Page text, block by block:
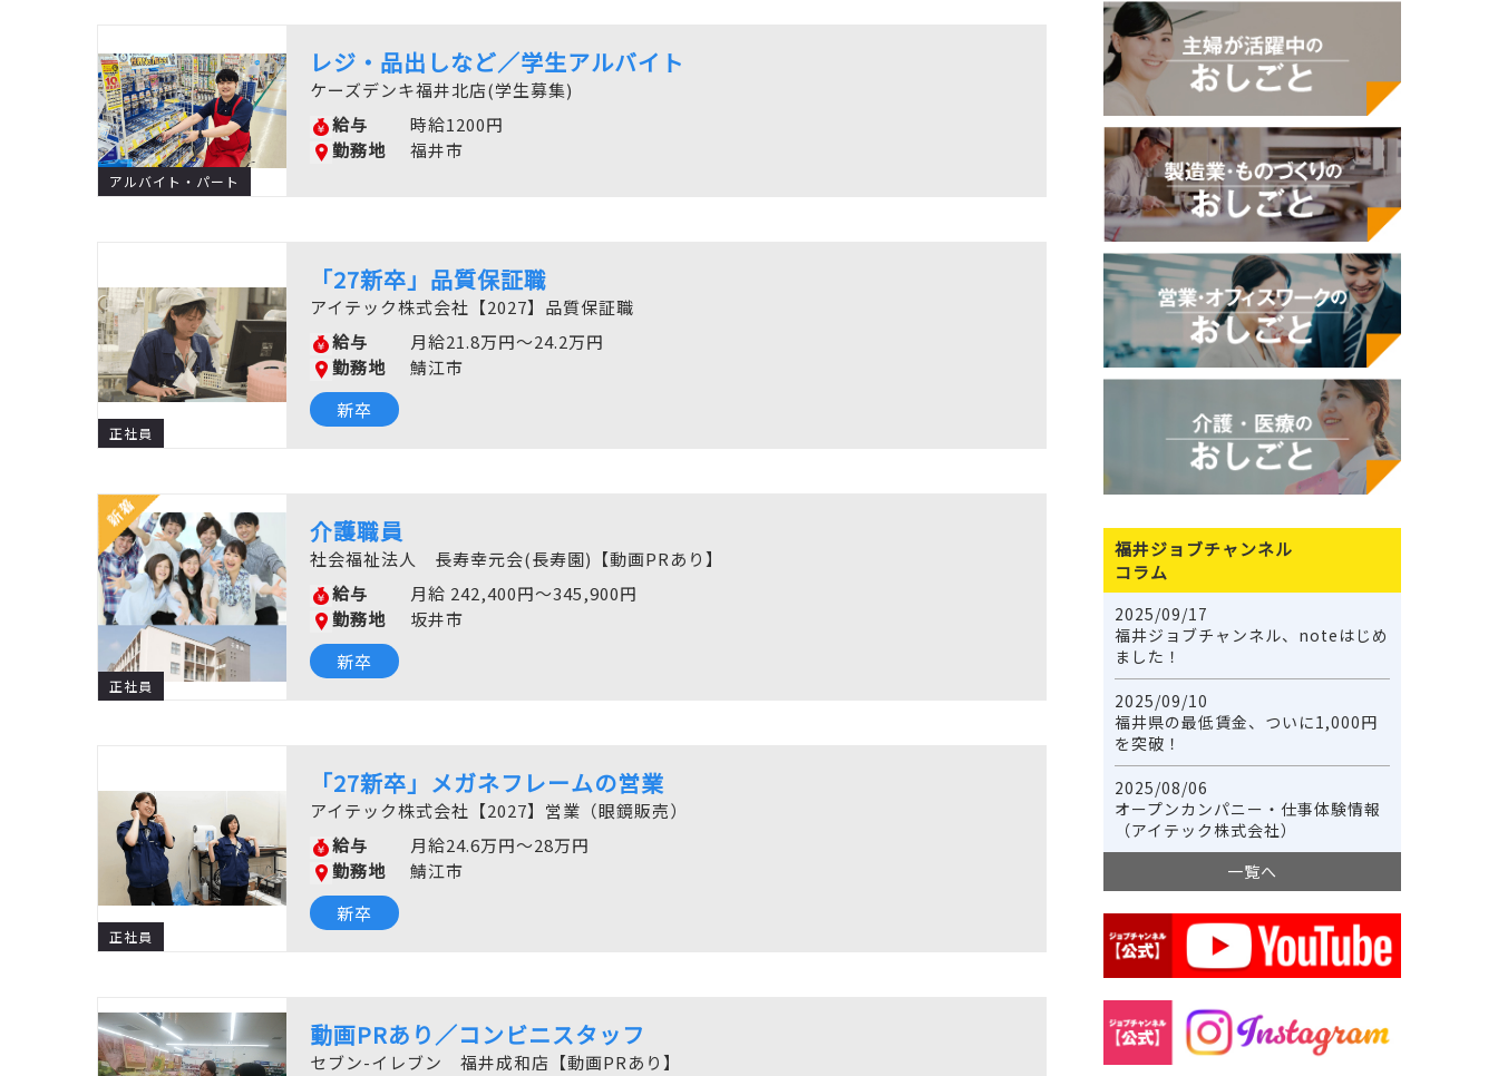
アルバイト・パート
レジ・品出しなど／学生アルバイト
ケーズデンキ福井北店(学生募集)
給与
時給1200円
勤務地
福井市
正社員
「27新卒」品質保証職
アイテック株式会社【2027】品質保証職
給与
月給21.8万円〜24.2万円
勤務地
鯖江市
新卒
正社員
介護職員
社会福祉法人 長寿幸元会(長寿園)【動画PRあり】
給与
月給 242,400円〜345,900円
勤務地
坂井市
新卒
正社員
「27新卒」メガネフレームの営業
アイテック株式会社【2027】営業（眼鏡販売）
給与
月給24.6万円〜28万円
勤務地
鯖江市
新卒
動画PRあり／コンビニスタッフ
セブン-イレブン 福井成和店【動画PRあり】
福井ジョブチャンネル
コラム
2025/09/17
福井ジョブチャンネル、noteはじめ
ました！
2025/09/10
福井県の最低賃金、ついに1,000円
を突破！
2025/08/06
オープンカンパニー・仕事体験情報
（アイテック株式会社）
一覧へ